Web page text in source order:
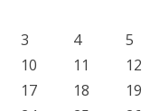
3
4 5
10
11 12
17
18 19